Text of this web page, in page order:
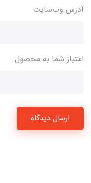
آدرس وب‌سایت
امتیاز شما به محصول
ارسال دیدگاه